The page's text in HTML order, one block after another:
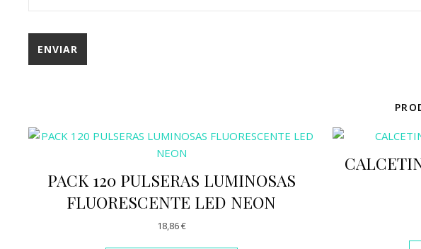
PACK 120 PULSERAS LUMINOSAS
FLUORESCENTE LED NEON
18,86€